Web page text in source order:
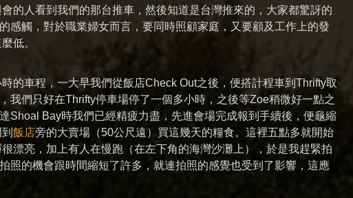
的人看到我們的那台推車，然後知道是台灣推來的，大家都驚訝的
感觸，對於職業婦女而言，要同時照顧家庭，又要顧及工作上的發
低。
的車程，一大早我們從飯店Check Out之後，便搭計程車到Thrifty取
我們只好在Thrifty停車場停了一個多小時，之後等Zoe稍微好一點之
Shoal Bay時我們已經精疲力盡，先進會場完成報到手續後，便龜縮
飯店旁的大賣場（50公尺遠）買這幾天的糧食。這裡五點多就開始
漂亮，加上有人在慢跑（在左下角的海灣沙灘上），於是我趕緊拍
照的機會跟時間縮短了許多，就連拍照的感覺也受到了影響，這應